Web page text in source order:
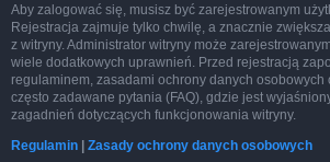
Aby zalogować się, musisz być zarejestrowanym
Rejestracja zajmuje tylko chwilę, a znacznie
z witryny. Administrator witryny może
wiele dodatkowych uprawnień. Przed rejestracją
regulaminem, zasadami ochrony danych osobowych
często zadawane pytania (FAQ), gdzie jest
zagadnień dotyczących funkcjonowania witryny.
Regulamin | Zasady ochrony danych osobowych